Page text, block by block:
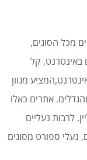
מכל הסוגים,
באינטרנט, קל
מגוון
אתרים כאלו
לרבות נעליים
נעלי ספורט מסוגים